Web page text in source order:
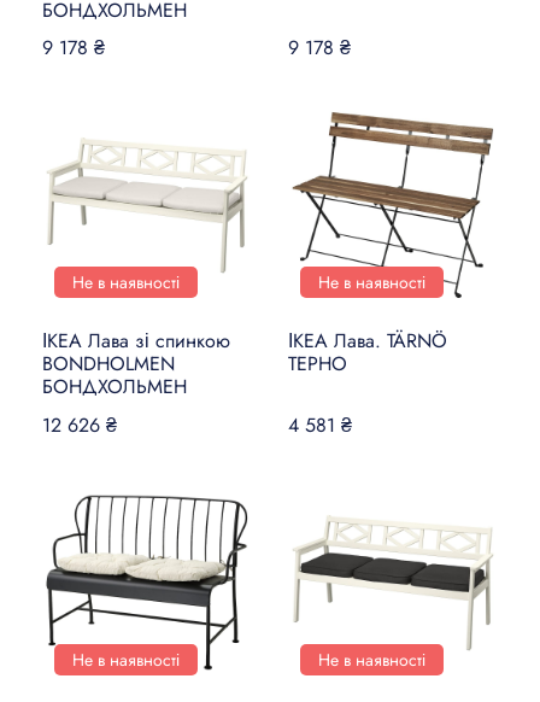
БОНДХОЛЬМЕН
9 178 ₴
9 178 ₴
Не в наявності
ІКЕА Лава зі спинкою
BONDHOLMEN
БОНДХОЛЬМЕН
12 626 ₴
Не в наявності
ІКЕА Лава. TÄRNÖ
ТЕРНО
4 581 ₴
Не в наявності Не в наявності